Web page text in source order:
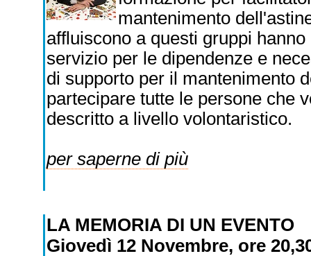
mantenimento
affluiscono a questi gruppi
servizio per le dipendenze e
di supporto per il mantenimento
partecipare tutte le persone che
descritto a livello volontaristico.
per saperne di più
LA MEMORIA DI UN EVENTO
Giovedì 12 Novembre, ore